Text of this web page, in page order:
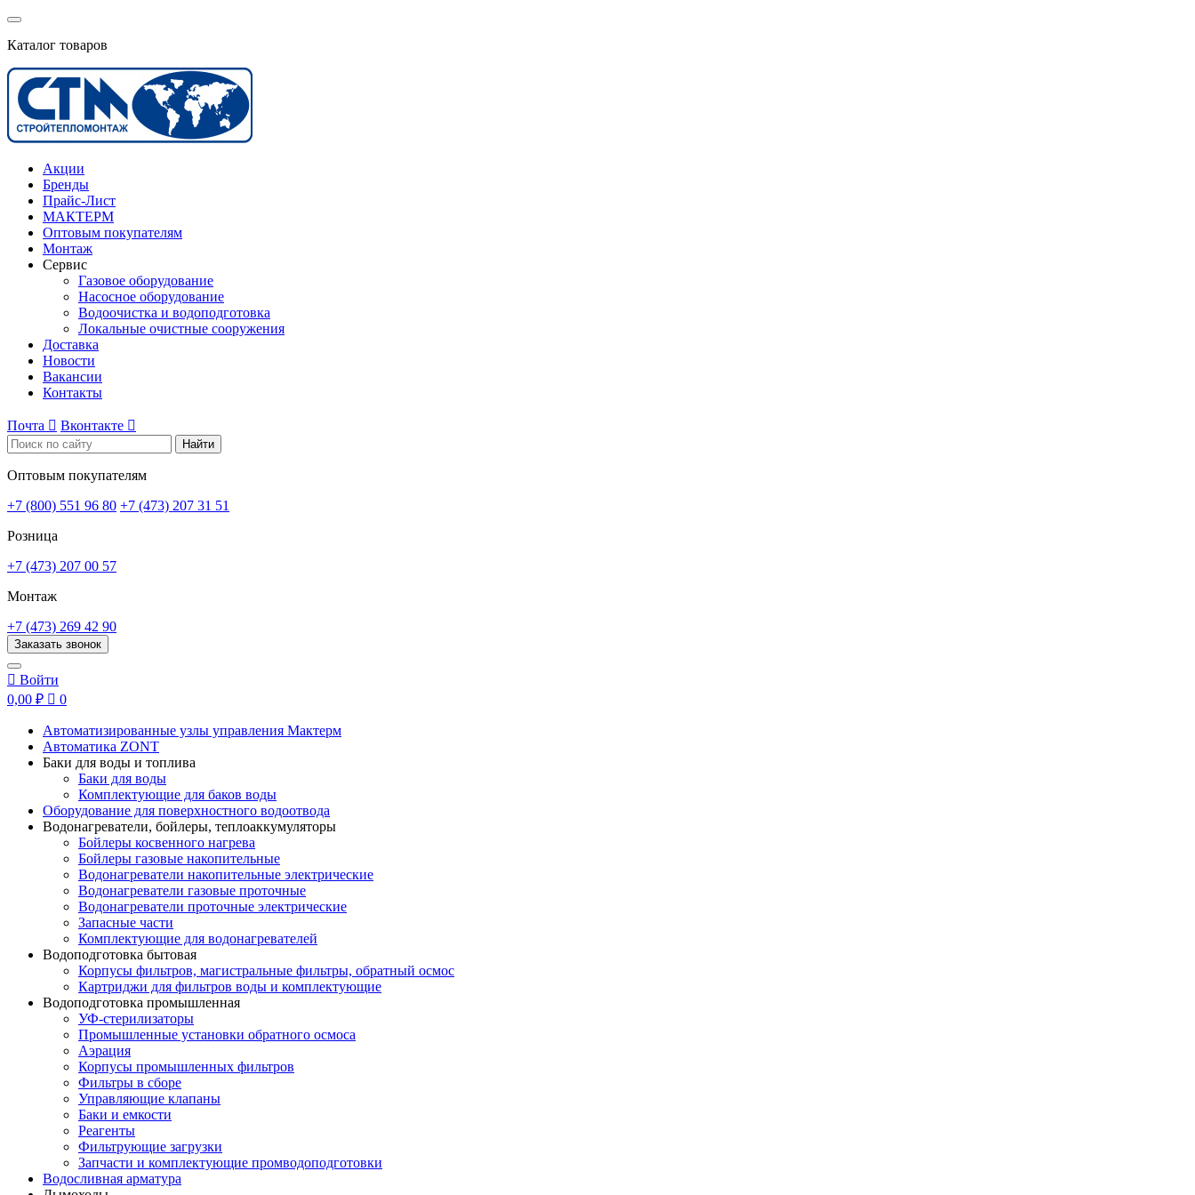
Каталог товаров
Акции
Бренды
Прайс-Лист
МАКТЕРМ
Оптовым покупателям
Монтаж
Сервис
Газовое оборудование
Насосное оборудование
Водоочистка и водоподготовка
Локальные очистные сооружения
Доставка
Новости
Вакансии
Контакты
Почта  Вконтакте 
Найти
Оптовым покупателям
+7 (800) 551 96 80 +7 (473) 207 31 51
Розница
+7 (473) 207 00 57
Монтаж
+7 (473) 269 42 90
Заказать звонок
 Войти
0,00 ₽  0
Автоматизированные узлы управления Мактерм
Автоматика ZONT
Баки для воды и топлива
Баки для воды
Комплектующие для баков воды
Оборудование для поверхностного водоотвода
Водонагреватели, бойлеры, теплоаккумуляторы
Бойлеры косвенного нагрева
Бойлеры газовые накопительные
Водонагреватели накопительные электрические
Водонагреватели газовые проточные
Водонагреватели проточные электрические
Запасные части
Комплектующие для водонагревателей
Водоподготовка бытовая
Корпусы фильтров, магистральные фильтры, обратный осмос
Картриджи для фильтров воды и комплектующие
Водоподготовка промышленная
УФ-стерилизаторы
Промышленные установки обратного осмоса
Аэрация
Корпусы промышленных фильтров
Фильтры в сборе
Управляющие клапаны
Баки и емкости
Реагенты
Фильтрующие загрузки
Запчасти и комплектующие промводоподготовки
Водосливная арматура